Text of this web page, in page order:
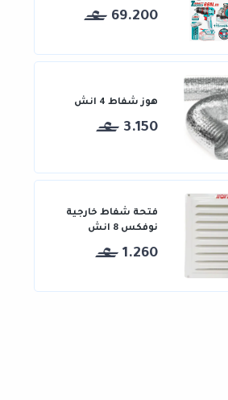
69.200
هوز شفاط 4 انش
3.150
فتحة شفاط خارجية
نوفكس 8 انش
1.260